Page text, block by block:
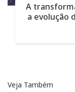
A
a evolução
Veja Também